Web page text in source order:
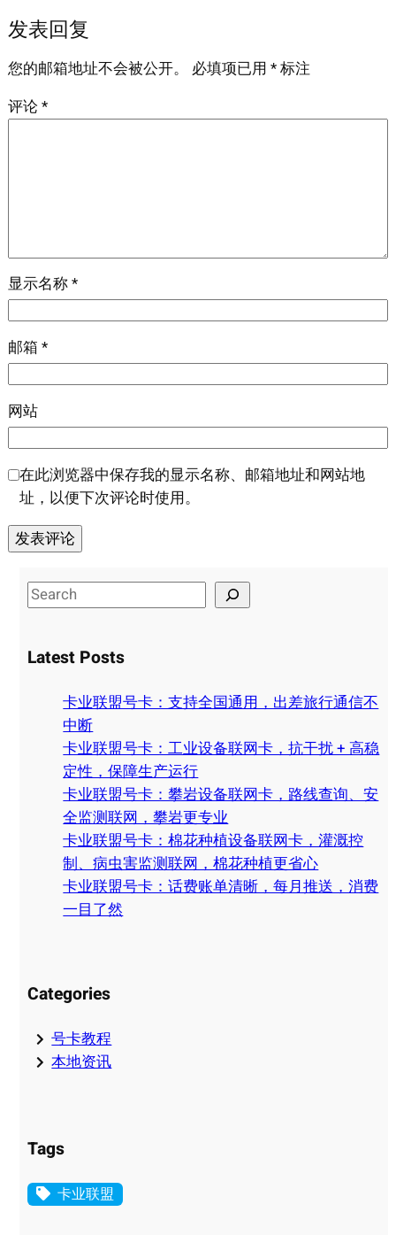
发表回复
您的邮箱地址不会被公开。 必填项已用 *标注
评论 *
显示名称*
邮箱 *
网站
在此浏览器中保存我的显示名称、邮箱地址和网站地
址，以便下次评论时使用。
S
e
r
Latest Posts
卡业联盟号卡：支持全国通用，出差旅行通信不
中断
卡业联盟号卡：工业设备联网卡，抗干扰 + 高稳
定性，保障生产运行
卡业联盟号卡：攀岩设备联网卡，路线查询、安
全监测联网，攀岩更专业
卡业联盟号卡：棉花种植设备联网卡，灌溉控
制、病虫害监测联网，棉花种植更省心
卡业联盟号卡：话费账单清晰，每月推送，消费
一目了然
Categories
号卡教程
本地资讯
Tags
卡业联盟